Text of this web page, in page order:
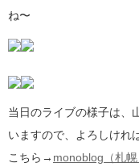
ね〜
当日のライブの様子は、
いますので、よろしけれ
こちら→ monoblog（札